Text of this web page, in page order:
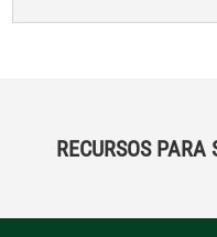
RECURSOS PARA